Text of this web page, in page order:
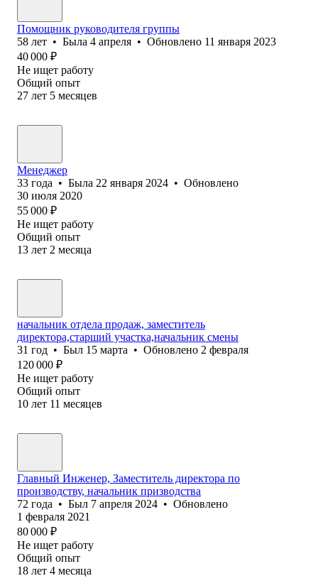
Помощник руководителя группы
58 лет • Была 4 апреля • Обновлено 11 января 2023
40 000 ₽
Не ищет работу
Общий опыт
27 лет 5 месяцев
Менеджер
33 года • Была 22 января 2024 • Обновлено
30 июля 2020
55 000 ₽
Не ищет работу
Общий опыт
13 лет 2 месяца
начальник отдела продаж, заместитель
директора,старший участка,начальник смены
31 год • Был 15 марта • Обновлено 2 февраля
120 000 ₽
Не ищет работу
Общий опыт
10 лет 11 месяцев
Главный Инженер, Заместитель директора по
производству, начальник призводства
72 года • Был 7 апреля 2024 • Обновлено
1 февраля 2021
80 000 ₽
Не ищет работу
Общий опыт
18 лет 4 месяца